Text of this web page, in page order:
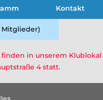
Kontakt
Mitglieder)
in unserem Klublokal
4 statt.